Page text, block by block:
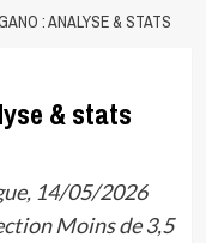
: ANALYSE & STATS
& stats
14/05/2026
Moins de 3,5